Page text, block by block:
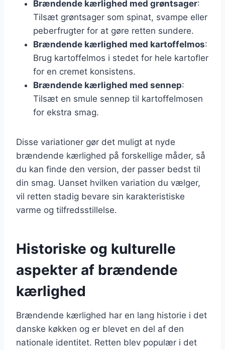
Brændende kærlighed med grøntsager:
Tilsæt grøntsager som spinat, svampe eller
peberfrugter for at gøre retten sundere.
Brændende kærlighed med kartoffelmos:
Brug kartoffelmos i stedet for hele kartofler
for en cremet konsistens.
Brændende kærlighed med sennep:
Tilsæt en smule sennep til kartoffelmosen
for ekstra smag.
Disse variationer gør det muligt at nyde
brændende kærlighed på forskellige måder, så
du kan finde den version, der passer bedst til
din smag. Uanset hvilken variation du vælger,
vil retten stadig bevare sin karakteristiske
varme og tilfredsstillelse.
Historiske og kulturelle
aspekter af brændende
kærlighed
Brændende kærlighed har en lang historie i det
danske køkken og er blevet en del af den
nationale identitet. Retten blev populær i det